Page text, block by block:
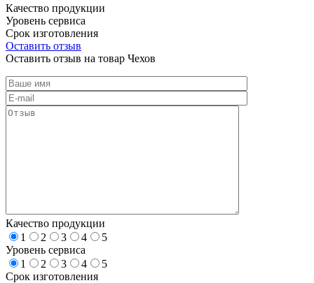
Качество продукции
Уровень сервиса
Срок изготовления
Оставить отзыв
Оставить отзыв на товар Чехов
Качество продукции
1
2 3 4
5
Уровень сервиса
1
2 3 4
5
Срок изготовления